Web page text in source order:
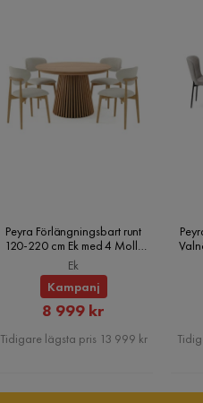
Peyra Förlängningsbart runt
120-220 cm Ek med 4 Molly
Matstolar, Ek
Ek
Kampanj
Rabatterat
Pris
8 999 kr
Tidigare lägsta pris 13 999 kr